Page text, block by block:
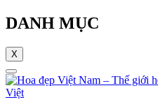
DANH MỤC
X